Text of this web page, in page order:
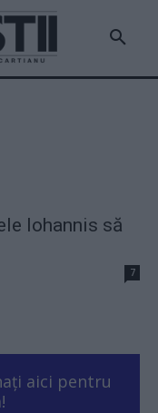
Iohannis să
7
aici pentru